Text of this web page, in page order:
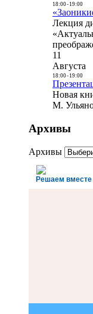
18:00- 19:00
Лекция
11
Августа
18:00- 19:00
Новая
М.
Архивы
Архивы
Решаем вместе